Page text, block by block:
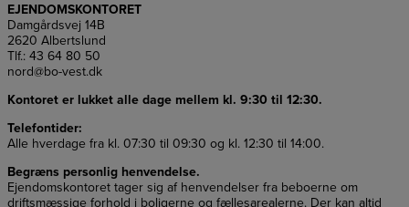
EJENDOMSKONTORET
Damgårdsvej 14B
2620 Albertslund
Tlf.: 43 64 80 50
nord@bo-vest.dk
Kontoret er lukket alle dage mellem kl. 9:30 til 12:30.
Telefontider:
Alle hverdage fra kl. 07:30 til 09:30 og kl. 12:30 til 14:00.
Begræns personlig henvendelse.
Ejendomskontoret tager sig af henvendelser fra beboerne om
driftsmæssige forhold i boligerne og fællesarealerne. Der kan altid